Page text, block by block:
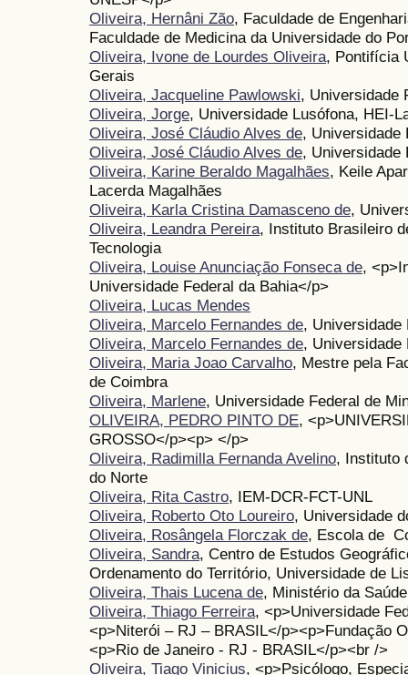
Oliveira, Hernâni Zão, Faculdade de
Faculdade de Medicina da Universidade do
Oliveira, Ivone de Lourdes Oliveira, Pontifícia
Gerais
Oliveira, Jacqueline Pawlowski, Universidade
Oliveira, Jorge, Universidade Lusófona, HEI-
Oliveira, José Cláudio Alves de, Universidade
Oliveira, José Cláudio Alves de, Universidade
Oliveira, Karine Beraldo Magalhães, Keile
Lacerda Magalhães
Oliveira, Karla Cristina Damasceno de,
Oliveira, Leandra Pereira, Instituto Brasileiro
Tecnologia
Oliveira, Louise Anunciação Fonseca de,
Universidade Federal da Bahia</p>
Oliveira, Lucas Mendes
Oliveira, Marcelo Fernandes de, Universidade
Oliveira, Marcelo Fernandes de, Universidade
Oliveira, Maria Joao Carvalho, Mestre pela
de Coimbra
Oliveira, Marlene, Universidade Federal de
OLIVEIRA, PEDRO PINTO DE,
GROSSO</p><p> </p>
Oliveira, Radimilla Fernanda Avelino, Instituto
do Norte
Oliveira, Rita Castro, IEM-DCR-FCT-UNL
Oliveira, Roberto Oto Loureiro, Universidade
Oliveira, Rosângela Florczak de, Escola de
Oliveira, Sandra, Centro de Estudos
Ordenamento do Território, Universidade de
Oliveira, Thais Lucena de, Ministério da
Oliveira, Thiago Ferreira, <p>Universidade
<p>Niterói – RJ – BRASIL</p><p>Fundação
<p>Rio de Janeiro - RJ - BRASIL</p><br />
Oliveira, Tiago Vinicius, <p>Psicólogo,